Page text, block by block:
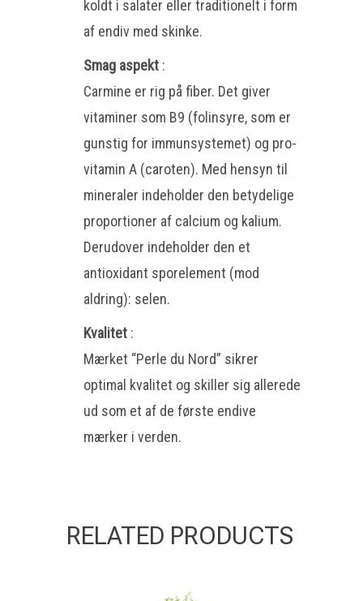
koldt i salater eller traditionelt i form
af endiv med skinke.
Smag aspekt :
Carmine er rig på fiber. Det giver
vitaminer som B9 (folinsyre, som er
gunstig for immunsystemet) og pro-
vitamin A (caroten). Med hensyn til
mineraler indeholder den betydelige
proportioner af calcium og kalium.
Derudover indeholder den et
antioxidant sporelement (mod
aldring): selen.
Kvalitet :
Mærket “Perle du Nord” sikrer
optimal kvalitet og skiller sig allerede
ud som et af de første endive
mærker i verden.
RELATED PRODUCTS